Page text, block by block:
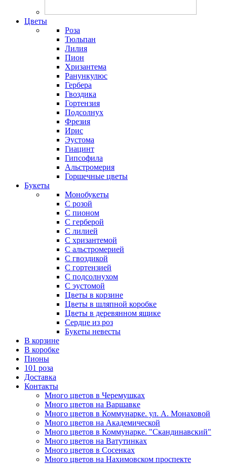
Цветы
Роза
Тюльпан
Лилия
Пион
Хризантема
Ранункулюс
Гербера
Гвоздика
Гортензия
Подсолнух
Фрезия
Ирис
Эустома
Гиацинт
Гипсофила
Альстромерия
Горшечные цветы
Букеты
Монобукеты
С розой
С пионом
С герберой
С лилией
С хризантемой
С альстромерией
С гвоздикой
С гортензией
С подсолнухом
С эустомой
Цветы в корзине
Цветы в шляпной коробке
Цветы в деревянном ящике
Сердце из роз
Букеты невесты
В корзине
В коробке
Пионы
101 роза
Доставка
Контакты
Много цветов в Черемушках
Много цветов на Варшавке
Много цветов в Коммунарке. ул. А. Монаховой
Много цветов на Академической
Много цветов в Коммунарке. "Скандинавский"
Много цветов на Ватутинках
Много цветов в Сосенках
Много цветов на Нахимовском проспекте